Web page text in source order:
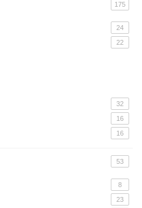
175
24
22
32
16
16
53
8
23